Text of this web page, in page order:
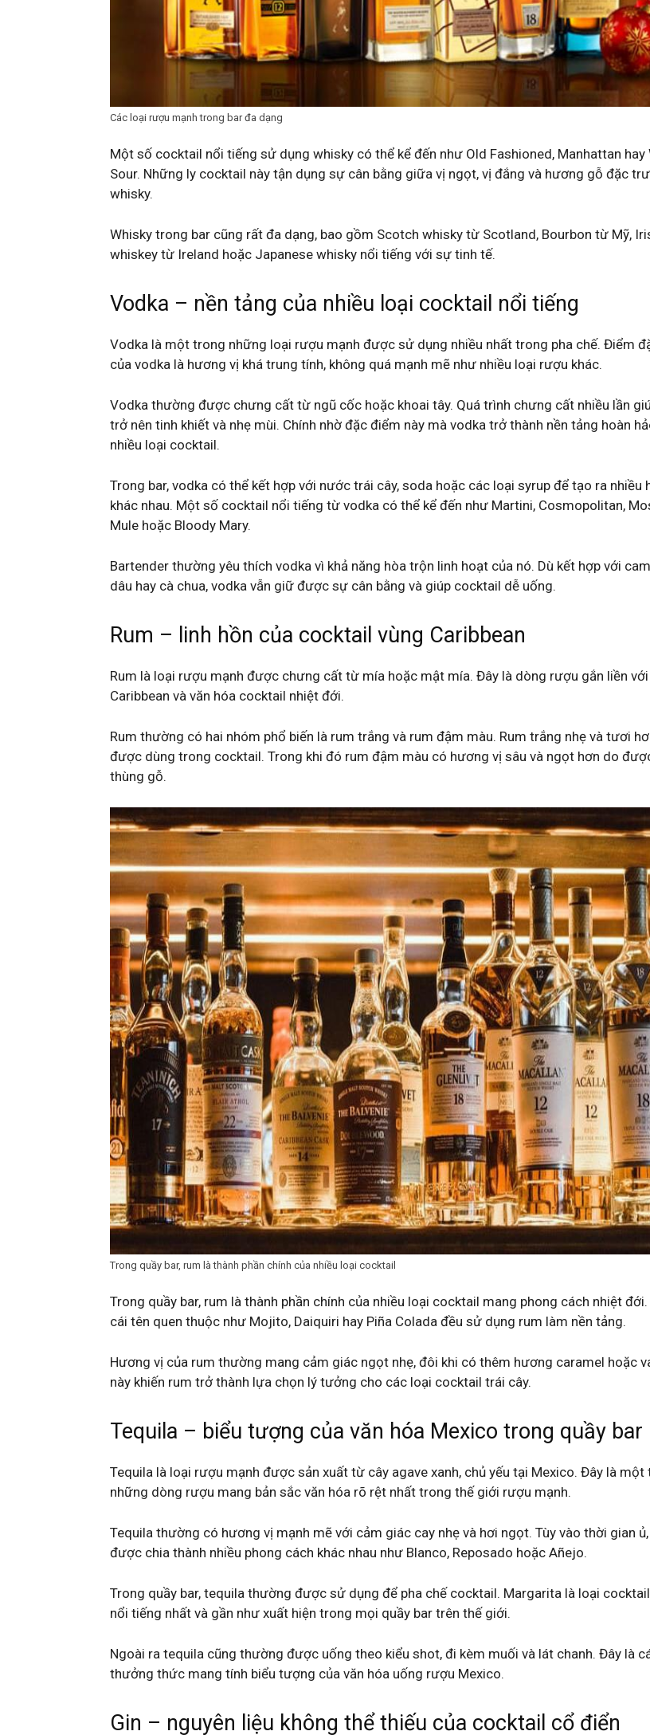
Các loại rượu mạnh trong bar đa dạng
Một số cocktail nổi tiếng sử dụng whisky có thể kể đến như Old Fashioned, Manhattan hay
Sour. Những ly cocktail này tận dụng sự cân bằng giữa vị ngọt, vị đắng và hương gỗ đặc
whisky.
Whisky trong bar cũng rất đa dạng, bao gồm Scotch whisky từ Scotland, Bourbon từ Mỹ,
whiskey từ Ireland hoặc Japanese whisky nổi tiếng với sự tinh tế.
Vodka – nền tảng của nhiều loại cocktail nổi tiếng
Vodka là một trong những loại rượu mạnh được sử dụng nhiều nhất trong pha chế. Điểm
của vodka là hương vị khá trung tính, không quá mạnh mẽ như nhiều loại rượu khác.
Vodka thường được chưng cất từ ngũ cốc hoặc khoai tây. Quá trình chưng cất nhiều lần
trở nên tinh khiết và nhẹ mùi. Chính nhờ đặc điểm này mà vodka trở thành nền tảng hoàn
nhiều loại cocktail.
Trong bar, vodka có thể kết hợp với nước trái cây, soda hoặc các loại syrup để tạo ra nhiều
khác nhau. Một số cocktail nổi tiếng từ vodka có thể kể đến như Martini, Cosmopolitan,
Mule hoặc Bloody Mary.
Bartender thường yêu thích vodka vì khả năng hòa trộn linh hoạt của nó. Dù kết hợp với
dâu hay cà chua, vodka vẫn giữ được sự cân bằng và giúp cocktail dễ uống.
Rum – linh hồn của cocktail vùng Caribbean
Rum là loại rượu mạnh được chưng cất từ mía hoặc mật mía. Đây là dòng rượu gắn liền với
Caribbean và văn hóa cocktail nhiệt đới.
Rum thường có hai nhóm phổ biến là rum trắng và rum đậm màu. Rum trắng nhẹ và tươi
được dùng trong cocktail. Trong khi đó rum đậm màu có hương vị sâu và ngọt hơn do
thùng gỗ.
Trong quầy bar, rum là thành phần chính của nhiều loại cocktail
Trong quầy bar, rum là thành phần chính của nhiều loại cocktail mang phong cách nhiệt
cái tên quen thuộc như Mojito, Daiquiri hay Piña Colada đều sử dụng rum làm nền tảng.
Hương vị của rum thường mang cảm giác ngọt nhẹ, đôi khi có thêm hương caramel hoặc
này khiến rum trở thành lựa chọn lý tưởng cho các loại cocktail trái cây.
Tequila – biểu tượng của văn hóa Mexico trong quầy bar
Tequila là loại rượu mạnh được sản xuất từ cây agave xanh, chủ yếu tại Mexico. Đây là một
những dòng rượu mang bản sắc văn hóa rõ rệt nhất trong thế giới rượu mạnh.
Tequila thường có hương vị mạnh mẽ với cảm giác cay nhẹ và hơi ngọt. Tùy vào thời gian
được chia thành nhiều phong cách khác nhau như Blanco, Reposado hoặc Añejo.
Trong quầy bar, tequila thường được sử dụng để pha chế cocktail. Margarita là loại
nổi tiếng nhất và gần như xuất hiện trong mọi quầy bar trên thế giới.
Ngoài ra tequila cũng thường được uống theo kiểu shot, đi kèm muối và lát chanh. Đây là
thưởng thức mang tính biểu tượng của văn hóa uống rượu Mexico.
Gin – nguyên liệu không thể thiếu của cocktail cổ điển